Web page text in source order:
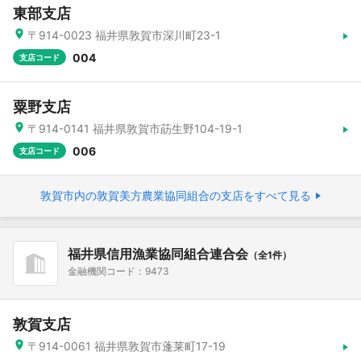
東部支店
〒914-0023 福井県敦賀市深川町23-1
支店コード 004
粟野支店
〒914-0141 福井県敦賀市莇生野104-19-1
支店コード 006
敦賀市内の敦賀美方農業協同組合の支店をすべて見る
福井県信用漁業協同組合連合会 （全1件）
金融機関コード：9473
敦賀支店
〒914-0061 福井県敦賀市蓬莱町17-19